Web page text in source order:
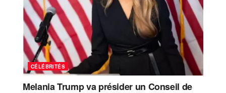
CÉLÉBRITÉS
Melania Trump va présider un Conseil de